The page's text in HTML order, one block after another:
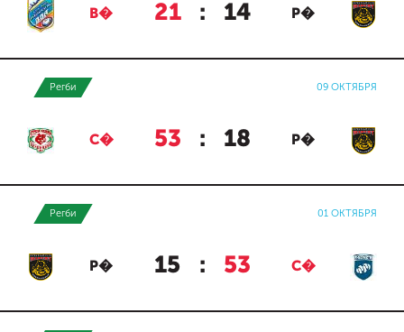
В� 21 : 14 Р�
Регби 09 ОКТЯБРЯ
С� 53 : 18 Р�
Регби 01 ОКТЯБРЯ
Р� 15 : 53 С�